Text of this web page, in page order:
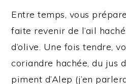
Entre temps, vous
faite revenir de l’ail
d’olive. Une fois tendre,
coriandre hachée, du jus
piment d’Alep (j’en